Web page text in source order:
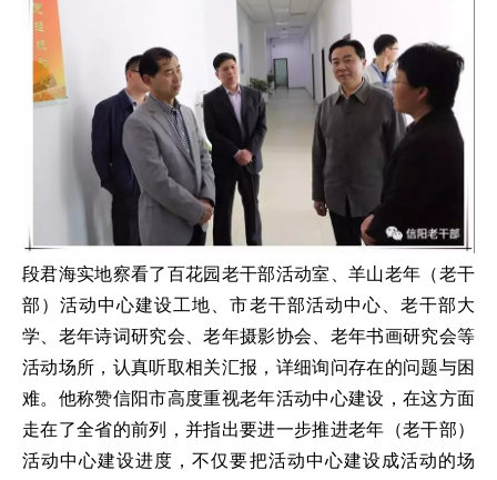
段君海实地察看了百花园老干部活动室、羊山老年（老干
部）活动中心建设工地、市老干部活动中心、老干部大
学、老年诗词研究会、老年摄影协会、老年书画研究会等
活动场所，认真听取相关汇报，详细询问存在的问题与困
难。他称赞信阳市高度重视老年活动中心建设，在这方面
走在了全省的前列，并指出要进一步推进老年（老干部）
活动中心建设进度，不仅要把活动中心建设成活动的场